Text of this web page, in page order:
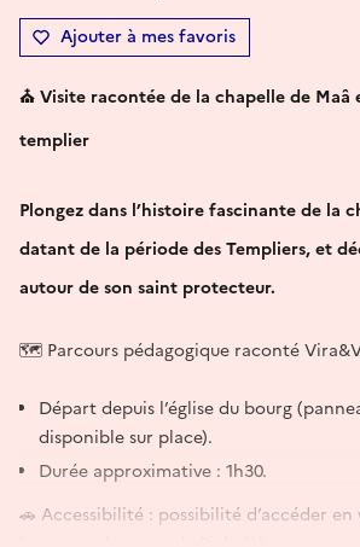
Ajouter à mes favoris
⛪ Visite racontée de la chapelle de Maâ
templier
Plongez dans l’histoire fascinante de la
datant de la période des Templiers, et
autour de son saint protecteur.
🗺️ Parcours pédagogique raconté
Départ depuis l’église du bourg
disponible sur place).
Durée approximative : 1h30.
🚗 Accessibilité : possibilité d’accéder